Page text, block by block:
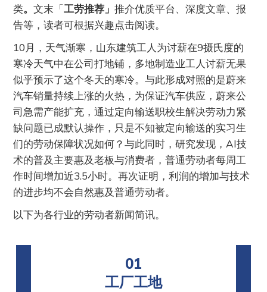
类。文末「工劳推荐」推介优质平台、深度文章、报
告等，读者可根据兴趣点击阅读。
10月，天气渐寒，山东建筑工人为讨薪在9摄氏度的
寒冷天气中在公司打地铺，多地制造业工人讨薪无果
似乎预示了这个冬天的寒冷。与此形成对照的是蔚来
汽车销量持续上涨的火热，为保证汽车供应，蔚来公
司急需产能扩充，通过定向输送职校生解决劳动力紧
缺问题已成默认操作，只是不知被定向输送的实习生
们的劳动保障状况如何？与此同时，研究发现，AI技
术的普及主要惠及老板与消费者，普通劳动者每周工
作时间增加近3.5小时。再次证明，利润的增加与技术
的进步均不会自然惠及普通劳动者。
以下为各行业的劳动者新闻简讯。
01
工厂工地